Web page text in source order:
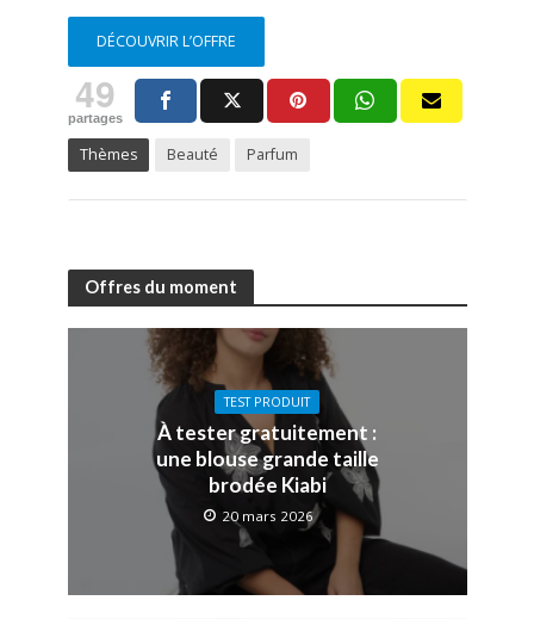
DÉCOUVRIR L’OFFRE
49
partages
Thèmes Beauté Parfum
Offres du moment
TEST PRODUIT
À tester gratuitement :
une blouse grande taille
brodée Kiabi
20 mars 2026